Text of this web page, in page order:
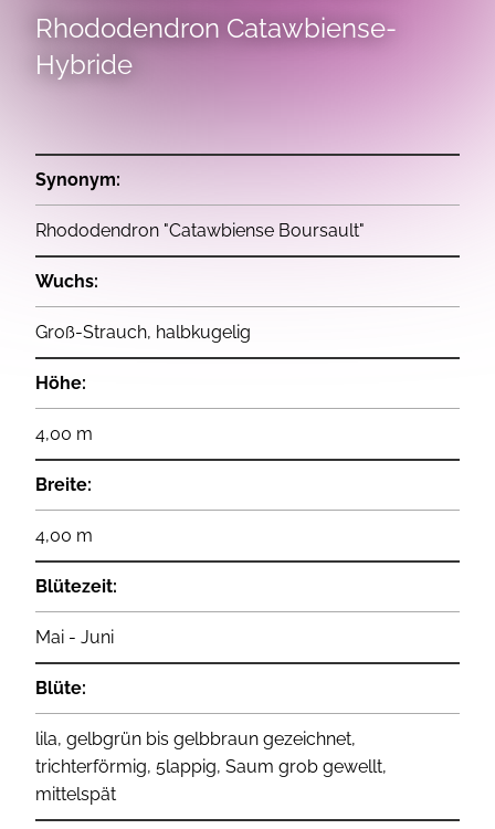
Rhododendron Catawbiense-
Hybride
Synonym:
Rhododendron "Catawbiense Boursault"
Wuchs:
Groß-Strauch, halbkugelig
Höhe:
4,00 m
Breite:
4,00 m
Blütezeit:
Mai - Juni
Blüte:
lila, gelbgrün bis gelbbraun gezeichnet,
trichterförmig, 5lappig, Saum grob gewellt,
mittelspät